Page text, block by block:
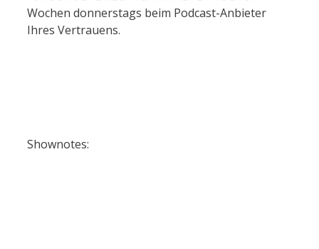
Wochen donnerstags beim Podcast-Anbieter
Ihres Vertrauens.
Shownotes: